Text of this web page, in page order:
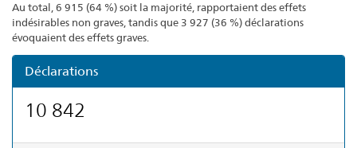
Au total, 6 915 (64 %) soit la majorité, rapportaient des effets
indésirables non graves, tandis que 3 927 (36 %) déclarations
évoquaient des effets graves.
Déclarations
10 842